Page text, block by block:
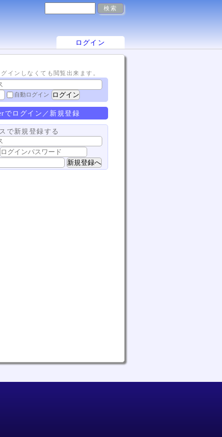
ログイン
インしなくても閲覧出来ます。
自動ログイン
でログイン／新規登録
で新規登録する